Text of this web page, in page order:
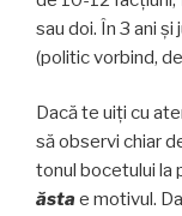
sau doi. În 3 ani
(politic vorbind,
Dacă te uiți cu
să observi chiar
tonul bocetului la
ăsta e motivul.